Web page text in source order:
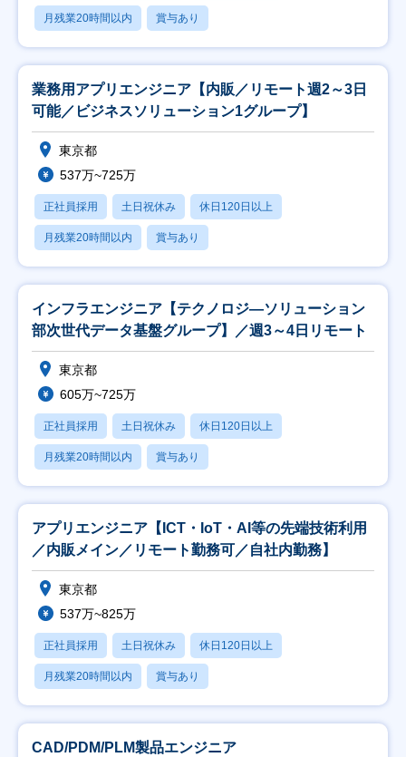
月残業20時間以内 賞与あり
業務用アプリエンジニア【内販／リモート週2～3日
可能／ビジネスソリューション1グループ】
東京都
537万~725万
正社員採用 土日祝休み 休日120日以上
月残業20時間以内 賞与あり
インフラエンジニア【テクノロジ―ソリューション
部次世代データ基盤グループ】／週3～4日リモート
東京都
605万~725万
正社員採用 土日祝休み 休日120日以上
月残業20時間以内 賞与あり
アプリエンジニア【ICT・IoT・AI等の先端技術利用
／内販メイン／リモート勤務可／自社内勤務】
東京都
537万~825万
正社員採用 土日祝休み 休日120日以上
月残業20時間以内 賞与あり
CAD/PDM/PLM製品エンジニア